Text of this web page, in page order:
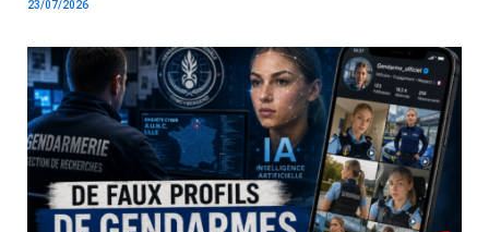
23/07/2026